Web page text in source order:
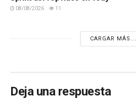
08/08/2026 11
CARGAR MÁS...
Deja una respuesta